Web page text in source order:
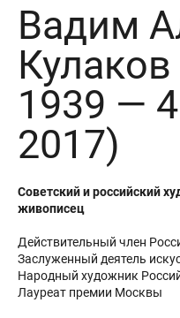
Вадим
1939 —
2017)
Советский и российский
живописец
Действительный член
Заслуженный деятель
Народный художник
Лауреат премии Москвы